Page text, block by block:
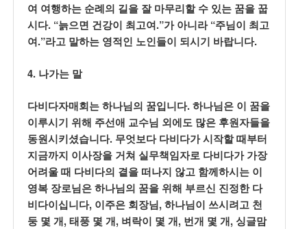
여 여행하는 순례의 길을 잘 마무리할 수 있는 꿈을 꿉
시다. “늙으면 건강이 최고여 .”가 아니라 “주님이 최고
여 .”라고 말하는 영적인 노인들이 되시기 바랍니다.
4. 나가는 말
다비다자매회는 하나님의 꿈입니다. 하나님은 이 꿈을
이루시기 위해 주선애 교수님 외에도 많은 후원자들을
동원시키셨습니다. 무엇보다 다비다가 시작할 때부터
지금까지 이사장을 거쳐 실무책임자로 다비다가 가장
어려울 때 다비다의 곁을 떠나지 않고 함께하시는 이
영복 장로님은 하나님의 꿈을 위해 부르신 진정한 다
비다이십니다, 이주은 회장님, 하나님이 쓰시려고 천
둥 몇 개 , 태풍 몇 개 , 벼락이 몇 개 , 번개 몇 개 , 싱글맘